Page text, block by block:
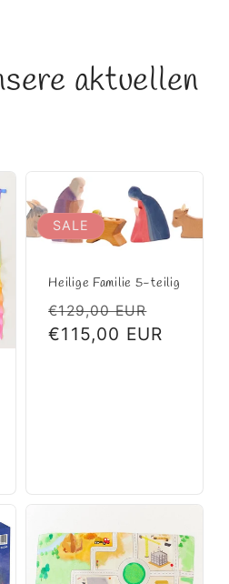
aktuellen
SALE
Heilige Familie 5-teilig
Normaler
Preis
€129,00 EUR
€115,00 EUR